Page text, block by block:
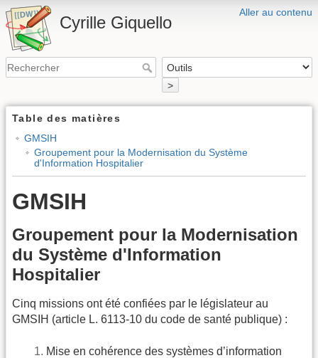
Aller au contenu
Cyrille Giquello
>
Table des matières
GMSIH
Groupement pour la Modernisation du Système
d'Information Hospitalier
GMSIH
Groupement pour la Modernisation
du Système d'Information
Hospitalier
Cinq missions ont été confiées par le législateur au
GMSIH (article L. 6113-10 du code de santé publique) :
Mise en cohérence des systèmes d’information